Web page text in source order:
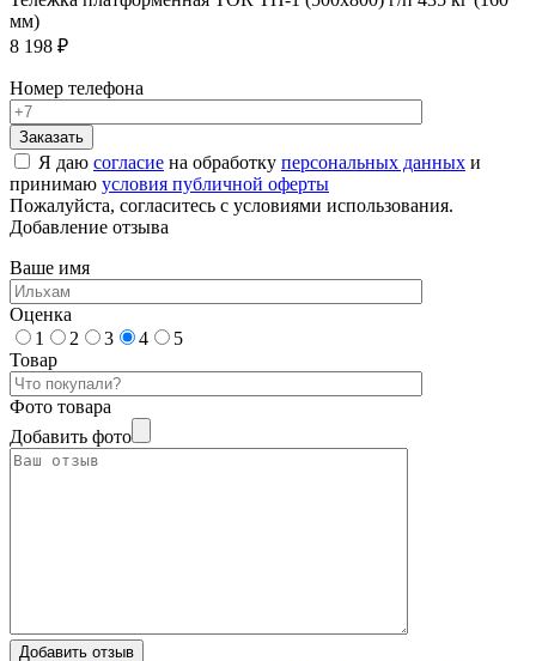
мм)
8 198 ₽
Номер телефона
Я даю согласие на обработку персональных данных и
принимаю условия публичной оферты
Пожалуйста, согласитесь с условиями использования.
Добавление отзыва
Ваше имя
Оценка
1
2 3 4
5
Товар
Фото товара
Добавить фото